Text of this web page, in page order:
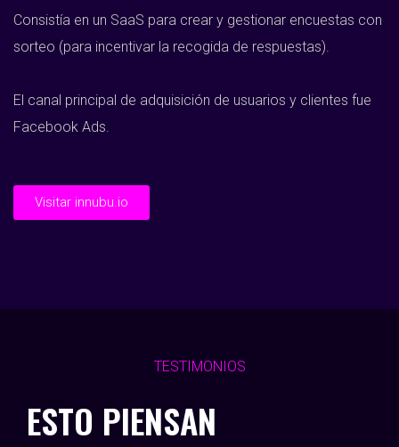
Consistía en un SaaS para crear y gestionar encuestas con
sorteo (para incentivar la recogida de respuestas).
El canal principal de adquisición de usuarios y clientes fue
Facebook Ads.
Visitar innubu.io
TESTIMONIOS
ESTO PIENSAN